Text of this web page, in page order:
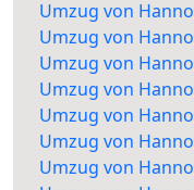
Umzug von
Umzug von
Umzug von
Umzug von
Umzug von
Umzug von
Umzug von